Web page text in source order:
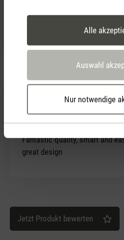
Alle
Auswahl
Nur notwendige
service après-vente a réagi
problèmes et m’a fourni une
16. Januar 2021 00:00
Bewertung mit 5 von 5
Eva air humidifier
Fantastic quality, smart and
great design
Jetzt Produkt bewerten